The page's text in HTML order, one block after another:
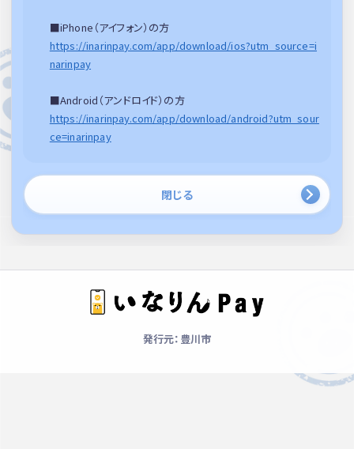
■iPhone（アイフォン）の方
https://inarinpay.com/app/download/ios?utm_source=i
narinpay
■Android（アンドロイド）の方
https://inarinpay.com/app/download/android?utm_sour
ce=inarinpay
閉じる
発行元：豊川市